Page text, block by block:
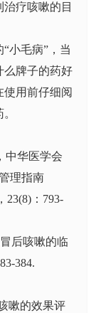
疗咳嗽的目
小毛病”，当
么牌子的药好
用前仔细阅
中华医学会
理指南
23(8)：793-
后咳嗽的临
384.
嗽的效果评